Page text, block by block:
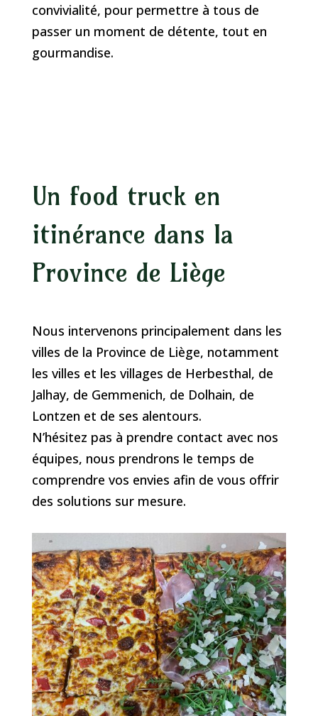
convivialité, pour permettre à tous de
passer un moment de détente, tout en
gourmandise.
Un food truck en
itinérance dans la
Province de Liège
Nous intervenons principalement dans les
villes de la Province de Liège, notamment
les villes et les villages de Herbesthal, de
Jalhay, de Gemmenich, de Dolhain, de
Lontzen et de ses alentours.
N’hésitez pas à prendre contact avec nos
équipes, nous prendrons le temps de
comprendre vos envies afin de vous offrir
des solutions sur mesure.